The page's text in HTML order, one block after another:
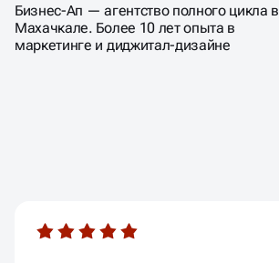
Бизнес-Ап — агентство полного цикла в
Махачкале. Более 10 лет опыта в
маркетинге и диджитал-дизайне